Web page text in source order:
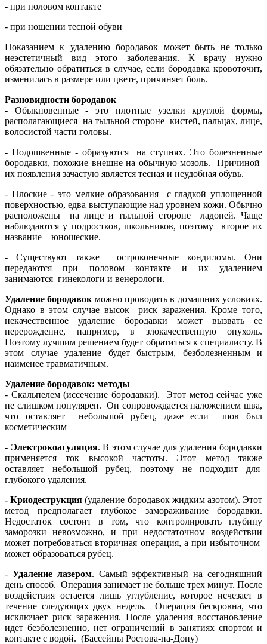
- при половом контакте
- при ношении тесной обуви
Показанием к удалению бородавок может быть не только
неэстетичный вид этого заболевания. К врачу нужно
обязательно обратиться в случае, если бородавка кровоточит,
изменилась в размере или цвете, причиняет боль.
Разновидности бородавок
- Обыкновенные - это плотные узелки круглой формы,
располагающиеся на тыльной стороне кистей, пальцах, лице,
волосистой части головы.
- Подошвенные - образуются на ступнях. Это болезненные
бородавки, похожие внешне на обычную мозоль. Причиной
их появления зачастую является тесная и неудобная обувь.
- Плоские - это мелкие образования с гладкой уплощенной
поверхностью, едва выступающие над уровнем кожи. Обычно
расположены на лице и тыльной стороне ладоней. Чаще
наблюдаются у подростков, школьников, поэтому второе их
название – юношеские.
- Существуют также остроконечные кондиломы. Они
передаются при половом контакте и их удалением
занимаются гинекологи и венерологи.
Удаление бородавок можно проводить в домашних условиях.
Однако в этом случае высок риск заражения. Кроме того,
некачественное удаление бородавки может вызвать ее
перерождение, например, в злокачественную опухоль.
Поэтому лучшим решением будет обратиться к специалисту. В
этом случае удаление будет быстрым, безболезненным и
наименее травматичным.
Удаление бородавок: методы
- Скальпелем (иссечение бородавки). Этот метод сейчас уже
не слишком популярен. Он сопровождается наложением шва,
что оставляет небольшой рубец, даже если шов был
косметическим
- Электрокоагуляция. В этом случае для удаления бородавки
применяется ток высокой частоты. Этот метод также
оставляет небольшой рубец, поэтому не подходит для
глубокого удаления.
- Криодеструкция (удаление бородавок жидким азотом). Этот
метод предполагает глубокое замораживание бородавки.
Недостаток состоит в том, что контролировать глубину
заморозки невозможно, и при недостаточном воздействии
может потребоваться вторичная операция, а при избыточном
может образоваться рубец.
- Удаление лазером. Самый эффективный на сегодняшний
день способ. Операция занимает не больше трех минут. После
воздействия остается лишь углубление, которое исчезает в
течение следующих двух недель. Операция бескровна, что
исключает риск заражения. После удаления восстановление
идет безболезненно, нет ограничений в занятиях спортом и
контакте с водой. (Бассейны Ростова-на-Дону)